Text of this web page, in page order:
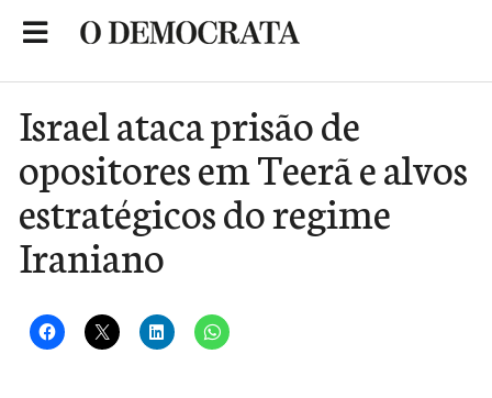
Israel ataca prisão de
opositores em Teerã e alvos
estratégicos do regime
Iraniano